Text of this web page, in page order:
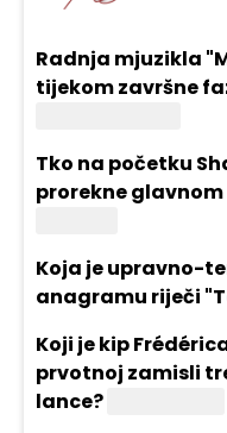
Radnja mjuzikla
tijekom završne
Tko na početku
prorekne
Koja je upravno-
anagramu riječi
Koji je kip
prvotnoj zamisli
lance?